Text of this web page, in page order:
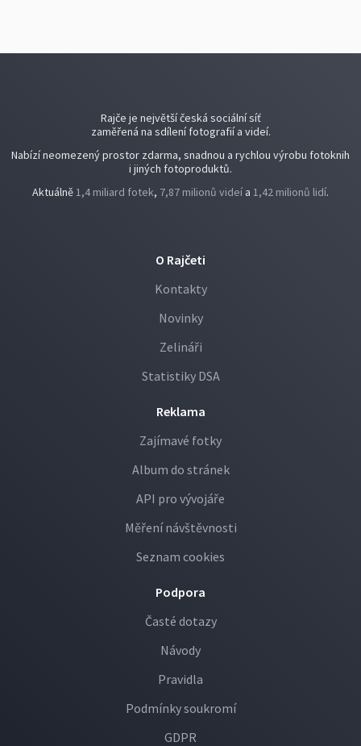
Rajče je největší česká sociální síť
zaměřená na sdílení fotografií a videí.
Nabízí neomezený prostor zdarma, snadnou a rychlou výrobu fotoknih
i jiných fotoproduktů.
Aktuálně1,4 miliard fotek, 7,87 milionů videí a 1,42 milionů lidí.
O Rajčeti
Kontakty
Novinky
Zelináři
Statistiky DSA
Reklama
Zajímavé fotky
Album do stránek
API pro vývojáře
Měření návštěvnosti
Seznam cookies
Podpora
Časté dotazy
Návody
Pravidla
Podmínky soukromí
GDPR